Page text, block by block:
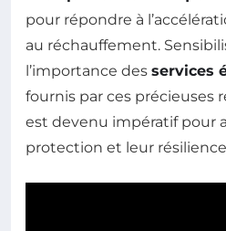
pour répondre à
au réchauffement.
l’importance des services
fournis par ces précieuses
est devenu impératif pour
protection et leur